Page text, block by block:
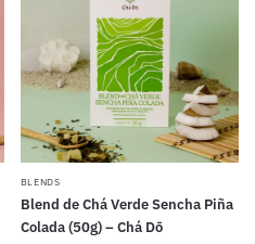
BLENDS
Blend de Chá Verde Sencha Piña
Colada (50g) – Chá Dō